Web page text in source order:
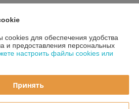
Deal.by
для обеспечения удобства
и предоставления персональных
настроить файлы cookies или
Принять